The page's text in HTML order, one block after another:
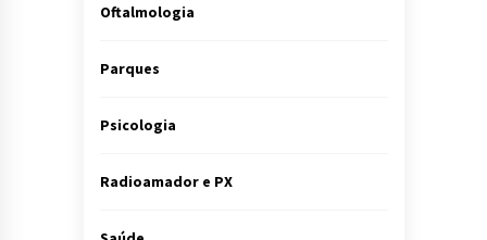
Oftalmologia
Parques
Psicologia
Radioamador e PX